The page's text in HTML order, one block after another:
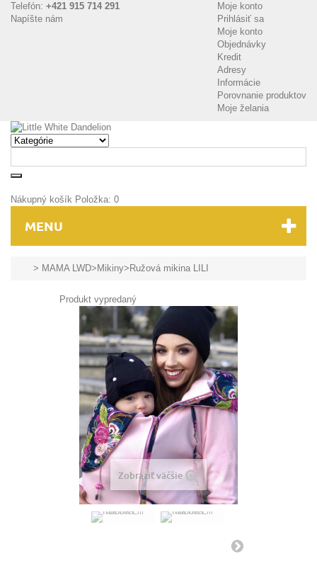
Moje konto
Prihlásiť sa
Moje konto
Objednávky
Kredit
Adresy
Informácie
Porovnanie produktov
Moje želania
Telefón: +421 915 714 291
Napíšte nám
Nákupný košík Položka: 0
MENU
> MAMA LWD> Mikiny> Ružová mikina LILI
Produkt vypredaný
Zobraziť väčšie